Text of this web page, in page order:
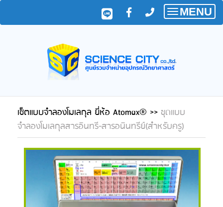
Toggle
MENU
เซ็ตแบบจำลองโมเลกุล ยี่ห้อ Atomax® >> ชุดแบบ
จำลองโมเลกุลสารอินทรี-สารอนินทรีย์(สำหรับครู)